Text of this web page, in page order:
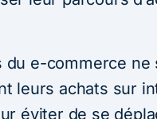
du e-commerce
leurs achats sur
éviter de se